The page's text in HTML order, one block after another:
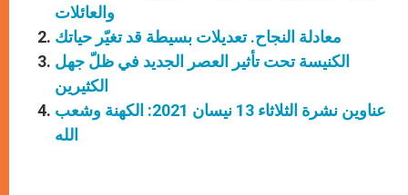
والعائلات
معادلة النجاح. تعديلات بسيطة قد تغيّر حياتك
الكنيسة تحت تأثير العصر الجديد في ظلّ جهل
الكثيرين
عناوين نشرة الثلاثاء 13 نيسان 2021: الكهنة وشعب
الله